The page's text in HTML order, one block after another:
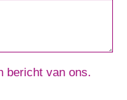
bericht van ons.